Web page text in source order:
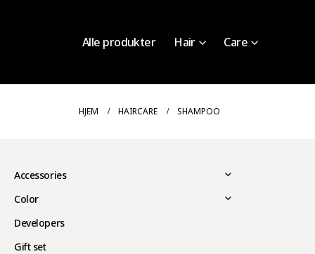
Alle produkter Hair Care
HJEM HAIRCARE SHAMPOO
Accessories
Color
Developers
Gift set